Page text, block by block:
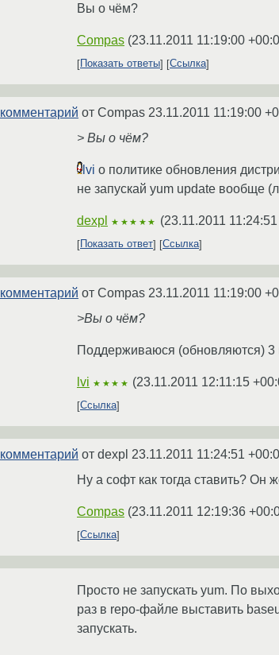
Вы о чём?
Compas (23.11.2011 11:19:00
Показать ответы
Ссылка
комментарий от Compas 23.11.2011 11:19:00
> Вы о чём?
lvi о политике обновления
не запускай yum update вообще
dexpl ★★★★★ (23.11.2011
Показать ответ Ссылка
комментарий от Compas 23.11.2011 11:19:00
>Вы о чём?
Поддерживаюся (обновляются) 3
lvi ★★★★ (23.11.2011 12:11:15
Ссылка
комментарий от dexpl 23.11.2011 11:24:51
Ну а софт как тогда ставить? Он
Compas (23.11.2011 12:19:36
Ссылка
Просто не запускать yum. По
раз в repo-файле выставить
запускать.